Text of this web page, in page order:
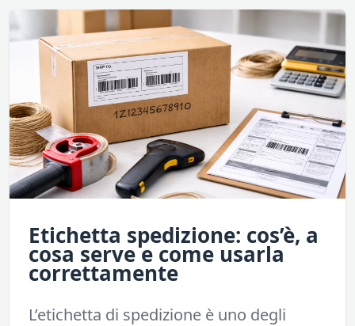
Etichetta spedizione: cos’è, a
cosa serve e come usarla
correttamente
L’etichetta di spedizione è uno degli